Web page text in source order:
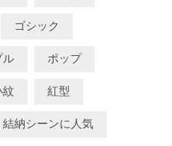
ゴシック
ル ポップ
紋 紅型
結納シーンに人気